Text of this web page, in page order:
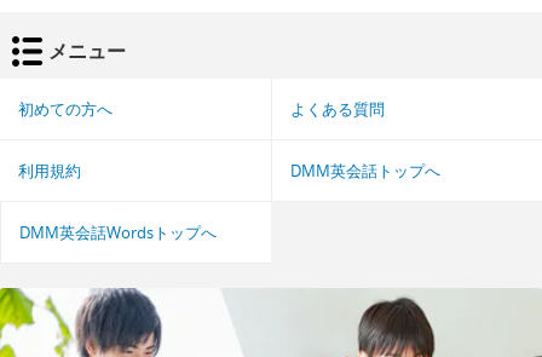
メニュー
初めての方へ よくある質問
利用規約 DMM英会話トップへ
DMM英会話Wordsトップへ